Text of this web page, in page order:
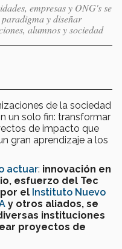
empresas y ONG's se
y diseñar
alumnos y sociedad
de la sociedad
un solo fin: transformar
de impacto que
gran aprendizaje a los
actuar: innovación en
esfuerzo del Tec
el Instituto Nuevo
y otros aliados, se
instituciones
proyectos de